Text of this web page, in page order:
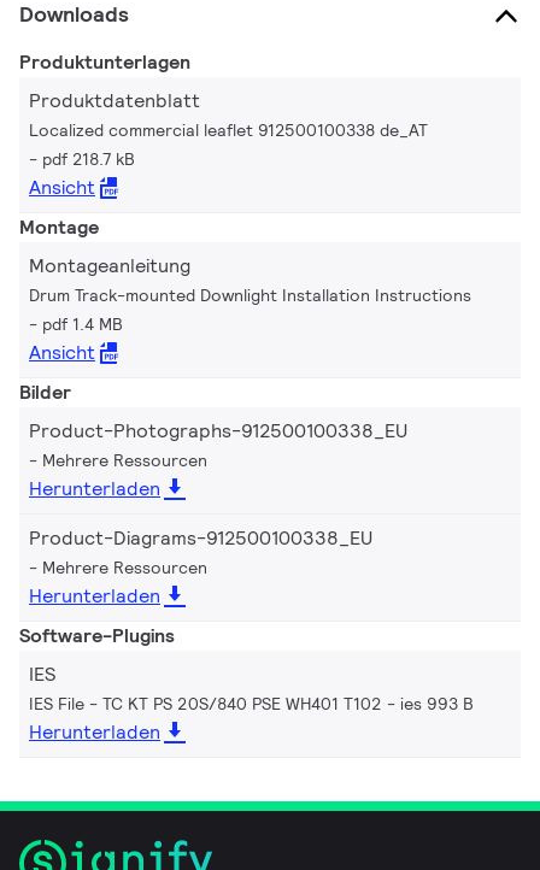
Downloads
Produktunterlagen
Produktdatenblatt
Localized commercial leaflet 912500100338 de_AT
pdf 218.7 kB
Ansicht
Montage
Montageanleitung
Drum Track-mounted Downlight Installation Instructions
pdf 1.4 MB
Ansicht
Bilder
Product-Photographs-912500100338_EU
Mehrere Ressourcen
Herunterladen
Product-Diagrams-912500100338_EU
Mehrere Ressourcen
Herunterladen
Software-Plugins
IES
IES File - TC KT PS 20S/840 PSE WH401 T102 ies 993 B
Herunterladen